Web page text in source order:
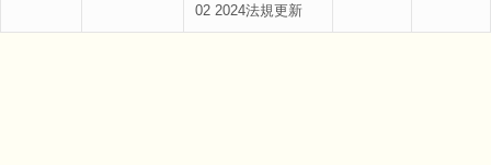
02 2024法規更新